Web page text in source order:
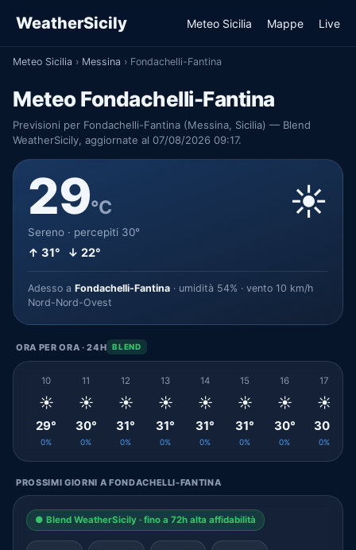
WeatherSicily Meteo Sicilia Mappe Live
Meteo Sicilia › Messina › Fondachelli-Fantina
Meteo Fondachelli-Fantina
Previsioni per Fondachelli-Fantina (Messina, Sicilia) — Blend
WeatherSicily, aggiornate al 07/08/2026 09:17.
29°C
Sereno · percepiti 30°
↑ 31° ↓ 22°
☀️
Adesso a Fondachelli-Fantina · umidità 54% · vento 10 km/h
Nord-Nord-Ovest
ORA PER ORA · 24H BLEND
10
☀️
29°
0%
11
☀️
30°
0%
12
☀️
31°
0%
13
☀️
31°
0%
14
☀️
31°
0%
15
☀️
31°
0%
16
☀️
30°
0%
17
☀️
30°
0%
PROSSIMI GIORNI A FONDACHELLI-FANTINA
● Blend WeatherSicily · fino a 72h alta affidabilità